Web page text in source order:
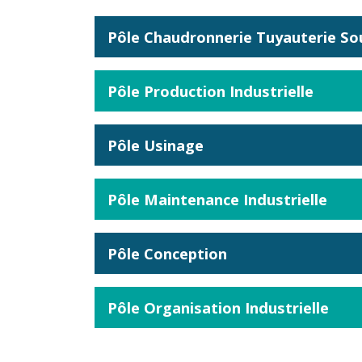
Pôle Chaudronnerie Tuyauterie
Pôle Production Industrielle
Pôle Usinage
Pôle Maintenance Industrielle
Pôle Conception
Pôle Organisation Industrielle